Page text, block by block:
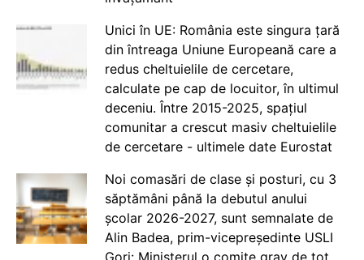
Unici în UE: România este singura țară
din întreaga Uniune Europeană care a
redus cheltuielile de cercetare,
calculate pe cap de locuitor, în ultimul
deceniu. Între 2015-2025, spațiul
comunitar a crescut masiv cheltuielile
de cercetare - ultimele date Eurostat
Noi comasări de clase și posturi, cu 3
săptămâni până la debutul anului
școlar 2026-2027, sunt semnalate de
Alin Badea, prim-vicepreședinte USLI
Gorj: Ministerul o comite grav de tot.